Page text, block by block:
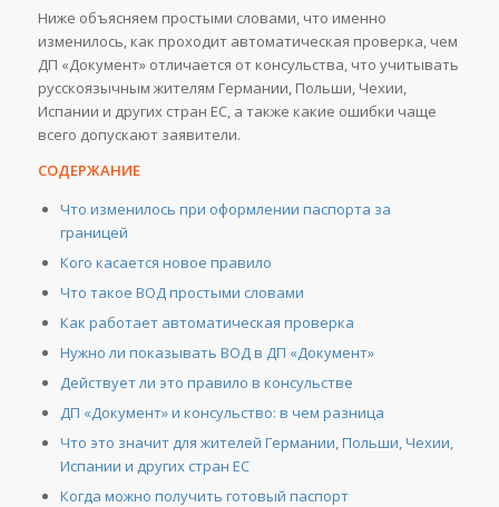
Ниже объясняем простыми словами, что именно
изменилось, как проходит автоматическая проверка, чем
ДП «Документ» отличается от консульства, что учитывать
русскоязычным жителям Германии, Польши, Чехии,
Испании и других стран ЕС, а также какие ошибки чаще
всего допускают заявители.
СОДЕРЖАНИЕ
Что изменилось при оформлении паспорта за
границей
Кого касается новое правило
Что такое ВОД простыми словами
Как работает автоматическая проверка
Нужно ли показывать ВОД в ДП «Документ»
Действует ли это правило в консульстве
ДП «Документ» и консульство: в чем разница
Что это значит для жителей Германии, Польши, Чехии,
Испании и других стран ЕС
Когда можно получить готовый паспорт